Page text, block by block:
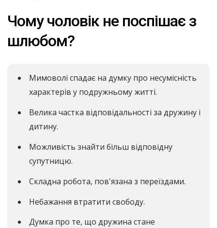
Чому чоловік не поспішає з
шлюбом?
Мимоволі спадає на думку про несумісність
характерів у подружньому житті.
Велика частка відповідальності за дружину і
дитину.
Можливість знайти більш відповідну
супутницю.
Складна робота, пов'язана з переїздами.
Небажання втратити свободу.
Думка про те, що дружина стане